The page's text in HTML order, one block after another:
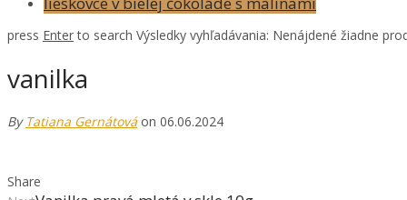
press Enterto search Výsledky vyhľadávania: Nenájdené žiadne
vanilka
By Tatiana Gernátová on 06.06.2024
Share